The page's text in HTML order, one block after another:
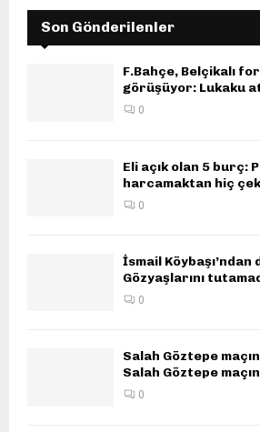
Son Gönderilenler
F.Bahçe, Belçikalı
görüşüyor: Lukaku
0
Eli açık olan 5 burç:
harcamaktan hiç
0
İsmail Köybaşı’ndan
Gözyaşlarını
0
Salah Göztepe
Salah Göztepe
0